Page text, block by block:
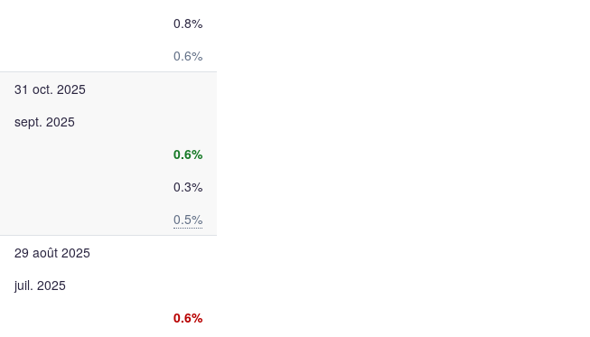
0.8%
0.6%
31 oct. 2025
sept. 2025
0.6%
0.3%
0.5%
29 août 2025
juil. 2025
0.6%